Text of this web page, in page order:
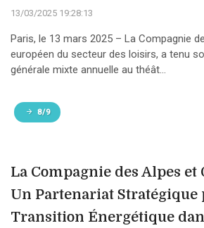
13/03/2025 19:28:13
Paris, le 13 mars 2025 – La Compagnie
européen du secteur des loisirs, a tenu
générale mixte annuelle au théât...
8/9
La Compagnie des Alpes et
Un Partenariat Stratégique
Transition Énergétique